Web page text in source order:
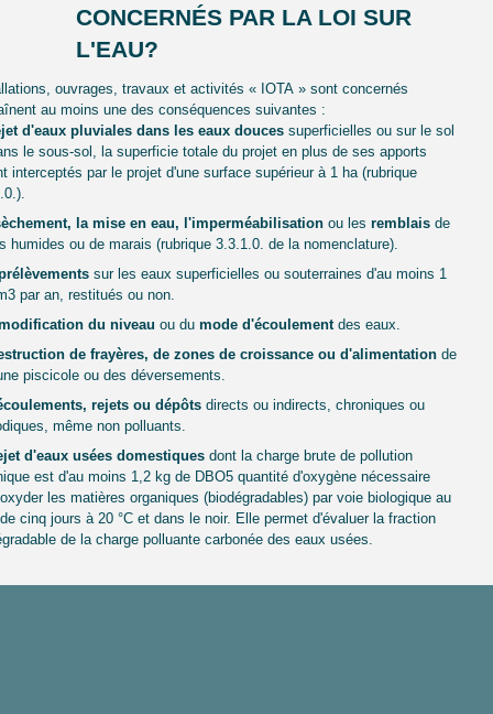
CONCERNÉS PAR LA LOI SUR
L'EAU?
ouvrages, travaux et activités « IOTA » sont concernés
au moins une des conséquences suivantes :
d'eaux pluviales dans les eaux douces superficielles ou sur le sol
le sous-sol, la superficie totale du projet en plus de ses apports
interceptés par le projet d'une surface supérieur à 1 ha (rubrique
la mise en eau, l'imperméabilisationou les remblais de
humides ou de marais (rubrique 3.3.1.0. de la nomenclature).
sur les eaux superficielles ou souterraines d'au moins 1
par an, restitués ou non.
du niveau ou du mode d'écoulementdes eaux.
de frayères, de zones de croissance ou d'alimentationde
piscicole ou des déversements.
rejets ou dépôtsdirects ou indirects, chroniques ou
même non polluants.
d'eaux usées domestiquesdont la charge brute de pollution
est d'au moins 1,2 kg de DBO5 quantité d'oxygène nécessaire
les matières organiques (biodégradables) par voie biologique au
cinq jours à 20 °C et dans le noir. Elle permet d'évaluer la fraction
de la charge polluante carbonée des eaux usées.